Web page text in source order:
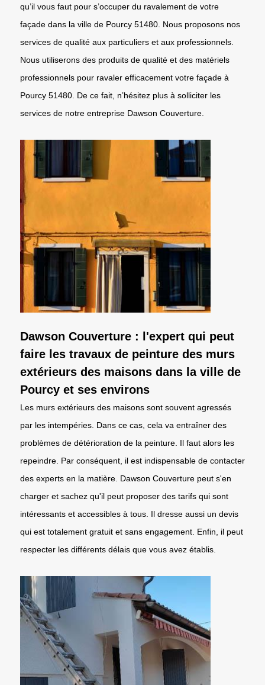
qu’il vous faut pour s’occuper du ravalement de votre
façade dans la ville de Pourcy 51480. Nous proposons nos
services de qualité aux particuliers et aux professionnels.
Nous utiliserons des produits de qualité et des matériels
professionnels pour ravaler efficacement votre façade à
Pourcy 51480. De ce fait, n’hésitez plus à solliciter les
services de notre entreprise Dawson Couverture.
Dawson Couverture : l'expert qui peut
faire les travaux de peinture des murs
extérieurs des maisons dans la ville de
Pourcy et ses environs
Les murs extérieurs des maisons sont souvent agressés
par les intempéries. Dans ce cas, cela va entraîner des
problèmes de détérioration de la peinture. Il faut alors les
repeindre. Par conséquent, il est indispensable de contacter
des experts en la matière. Dawson Couverture peut s'en
charger et sachez qu'il peut proposer des tarifs qui sont
intéressants et accessibles à tous. Il dresse aussi un devis
qui est totalement gratuit et sans engagement. Enfin, il peut
respecter les différents délais que vous avez établis.